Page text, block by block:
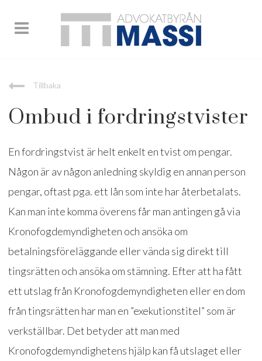
Tillbaka
Ombud i fordringstvister
En fordringstvist är helt enkelt en tvist om pengar.
Någon är av någon anledning skyldig en annan person
pengar, oftast pga. ett lån som inte har återbetalats.
Kan man inte komma överens får man antingen gå via
Kronofogdemyndigheten och ansöka om
betalningsföreläggande eller vända sig direkt till
tingsrätten och ansöka om stämning. Efter att ha fått
ett utslag från Kronofogdemyndigheten eller en dom
från tingsrätten har man en ”exekutionstitel” som är
verkställbar. Det betyder att man med
Kronofogdemyndighetens hjälp kan få utslaget eller